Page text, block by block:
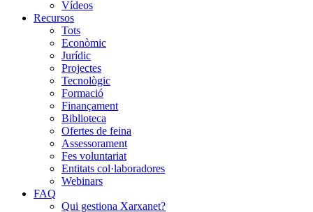
Vídeos
Recursos
Tots
Econòmic
Jurídic
Projectes
Tecnològic
Formació
Finançament
Biblioteca
Ofertes de feina
Assessorament
Fes voluntariat
Entitats col·laboradores
Webinars
FAQ
Qui gestiona Xarxanet?